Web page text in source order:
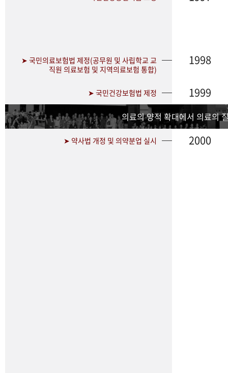
➤ 국민의료보험법 제정(공무원 및 사립학교 교
직원 의료보험 및 지역의료보험 통합)
1998
➤ 국민건강보험법 제정 1999
의료의 양적 확대에서 의료의
➤ 약사법 개정 및 의약분업 실시 2000